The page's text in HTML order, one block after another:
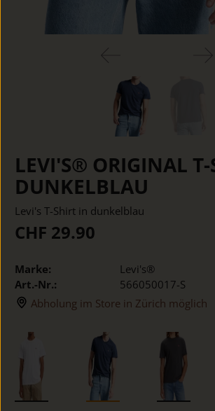
LEVI'S® ORIGINAL T-
DUNKELBLAU
Levi's T-Shirt in dunkelblau
CHF 29.90
Marke:
Levi's®
Art.-Nr.:
566050017-S
Abholung im Store in Zürich möglich